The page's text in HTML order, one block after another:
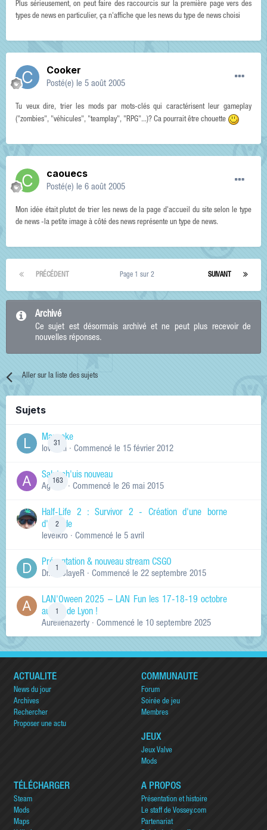
Plus sérieusement, on peut faire des raccourcis sur la première page vers des
types de news en particulier, ça n'affiche que les news du type de news choisi
Cooker
Posté(e) le 5 août 2005
Tu veux dire, trier les mods par mots-clés qui caractérisent leur gameplay
("zombies", "véhicules", "teamplay", "RPG"...)? Ca pourrait être chouette
caouecs
Posté(e) le 6 août 2005
Mon idée était plutot de trier les news de la page d'accueil du site selon le type
de news -la petite image à côté des news représente un type de news.
PRÉCÉDENT SUIVANT
Page 1 sur 2
Archivé
Ce sujet est désormais archivé et ne peut plus recevoir de
nouvelles réponses.
Aller sur la liste des sujets
Sujets
31
Manneke
lowskill · Commencé le 15 février 2012
163
Salut ch'uis nouveau
Ag0Nie · Commencé le 26 mai 2015
2
Half-Life 2 : Survivor 2 - Création d'une borne
d'arcade
levelkro · Commencé le 5 avril
Présentation & nouveau stream CSGO
Dr.KinSlayeR · Commencé le 22 septembre 2015
LAN'Oween 2025 – LAN Fun les 17-18-19 octobre
au sud de Lyon !
Aurelienazerty · Commencé le 10 septembre 2025
ACTUALITÉ
News du jour
Archives
Rechercher
Proposer une actu
COMMUNAUTÉ
Forum
Soirée de jeu
Membres
JEUX
Jeux Valve
Mods
TÉLÉCHARGER
Steam
Mods
Maps
A PROPOS
Présentation et histoire
Le staff de Vossey.com
Partenariat